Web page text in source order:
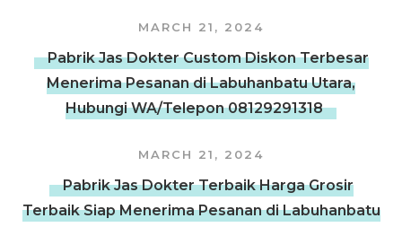
MARCH 21, 2024
Pabrik Jas Dokter Custom Diskon Terbesar
Menerima Pesanan di Labuhanbatu Utara,
Hubungi WA/Telepon 08129291318
MARCH 21, 2024
Pabrik Jas Dokter Terbaik Harga Grosir
Terbaik Siap Menerima Pesanan di Labuhanbatu